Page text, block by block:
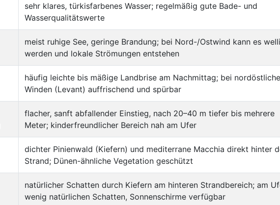
sehr klares, türkisfarbenes Wasser; regelmäßig gute Bade- und
Wasserqualitätswerte
meist ruhige See, geringe Brandung; bei Nord-/Ostwind kann es
werden und lokale Strömungen entstehen
häufig leichte bis mäßige Landbrise am Nachmittag; bei
Winden (Levant) auffrischend und spürbar
flacher, sanft abfallender Einstieg, nach 20–40 m tiefer bis mehrere
Meter; kinderfreundlicher Bereich nah am Ufer
dichter Pinienwald (Kiefern) und mediterrane Macchia direkt hinter
Strand; Dünen-ähnliche Vegetation geschützt
natürlicher Schatten durch Kiefern am hinteren Strandbereich; am
wenig natürlichen Schatten, Sonnenschirme verfügbar